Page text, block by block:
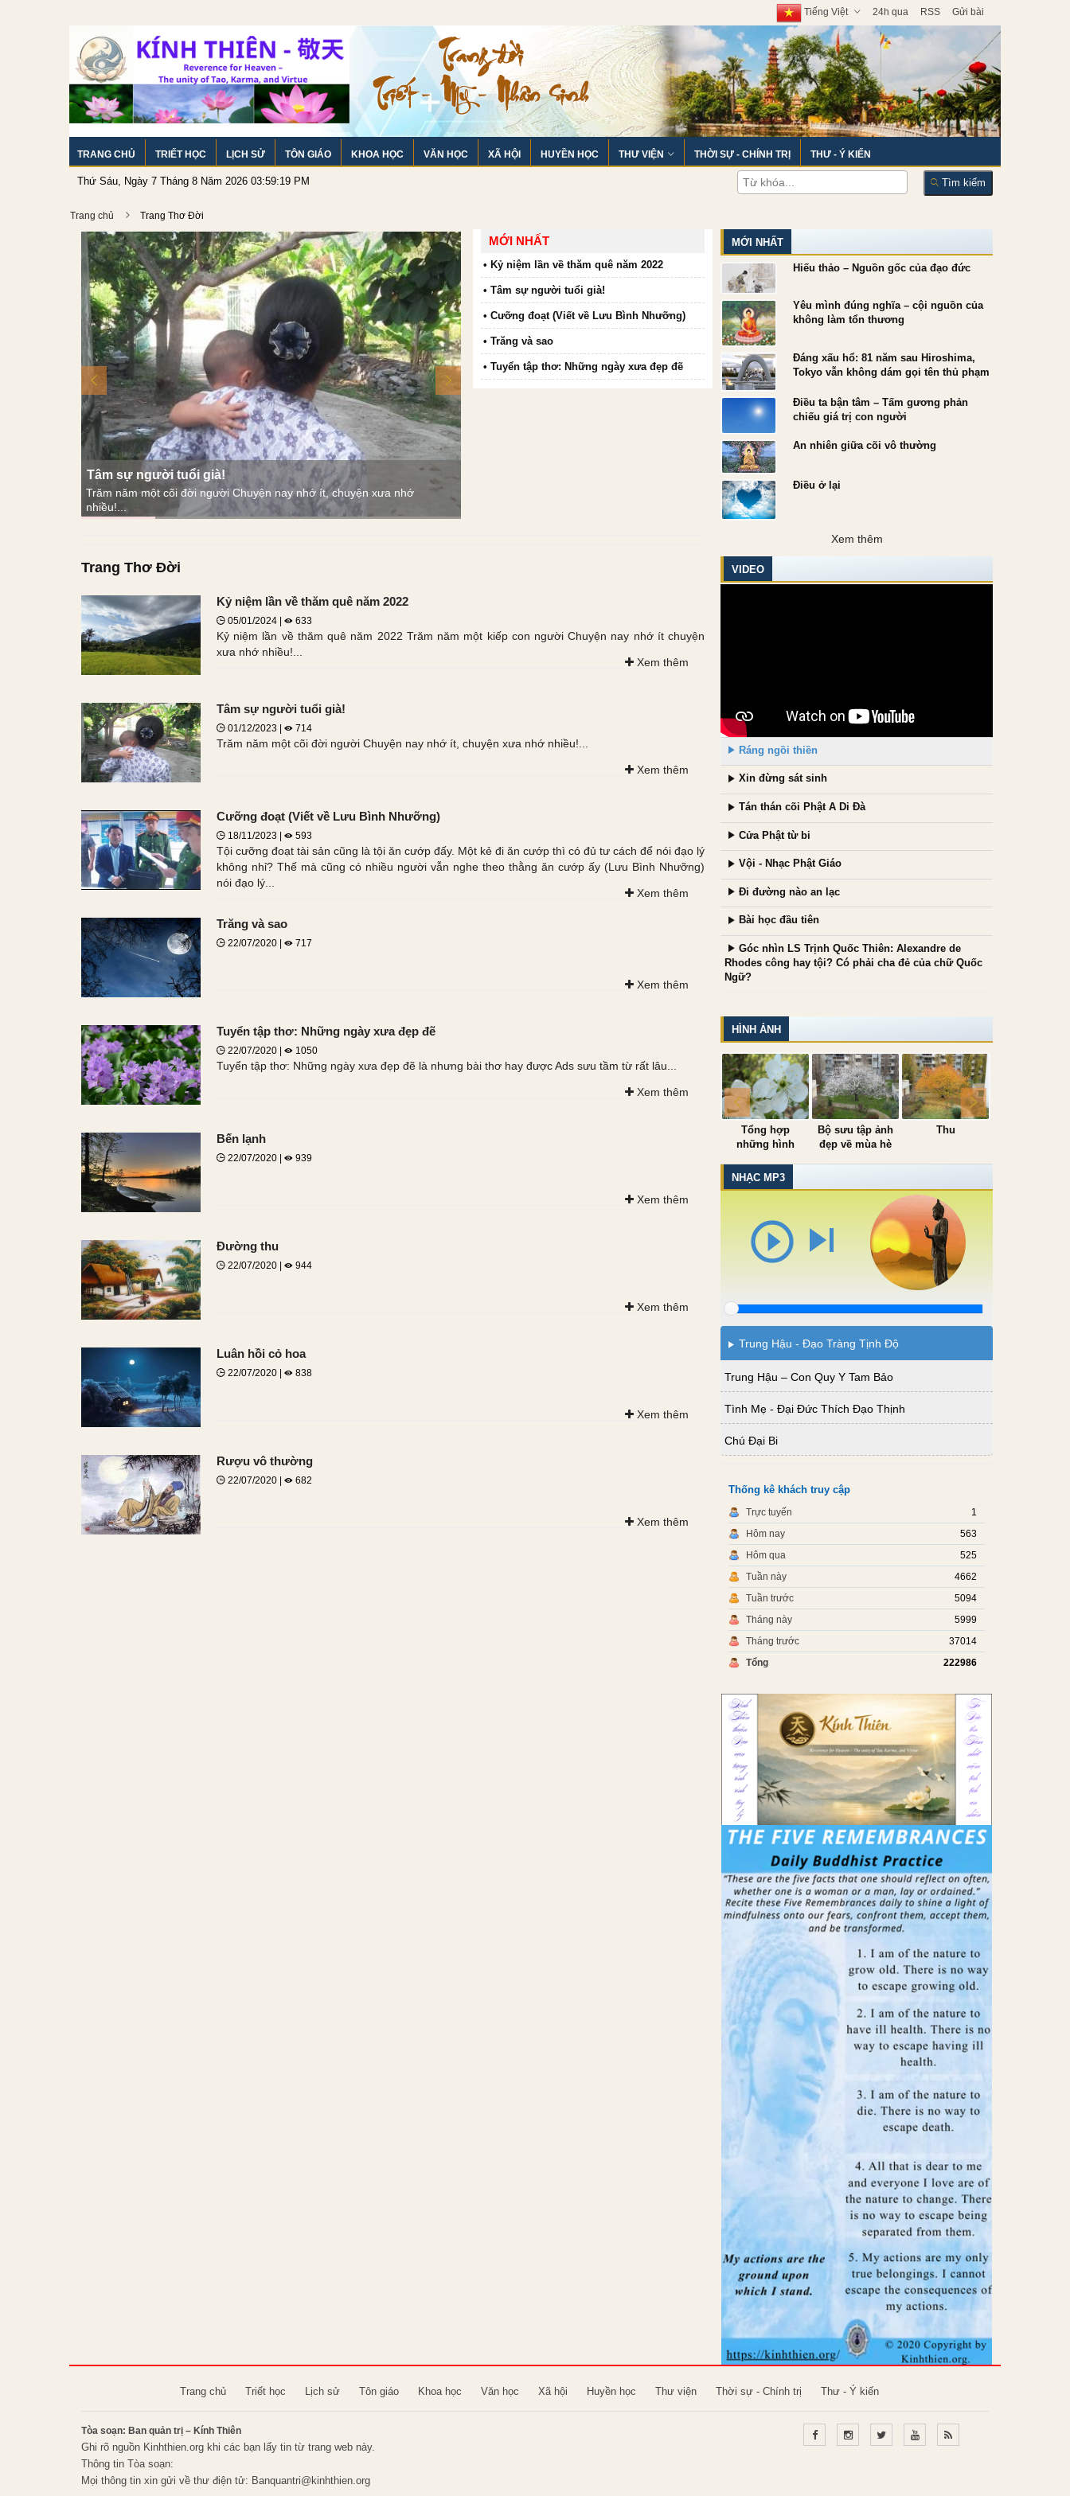
Tiếng Việt 24h qua RSS Gửi bài
TRANG CHỦ TRIẾT HỌC LỊCH SỬ TÔN GIÁO KHOA HỌC VĂN HỌC XÃ HỘI HUYỀN HỌC THƯ VIỆN THỜI SỰ - CHÍNH TRỊ THƯ - Ý KIẾN
Thứ Sáu, Ngày 7 Tháng 8 Năm 2026 03:59:20 PM Tìm kiếm
Trang chủ Trang Thơ Đời
Tâm sự người tuổi già!
Trăm năm một cõi đời người Chuyện nay nhớ ít, chuyện xưa nhớ
nhiều!...
Tội cưỡng đoạt tài sản cũng là tội ăn cướp đấy. Một kẻ đi ăn cướp thì có
đủ tư cách để nói đạo lý không nhỉ? Thế mà cũng có nhiều người vẫn
nghe theo thằng ăn cướp ấy (Lưu Bình Nhưỡng) nói đạo lý...
MỚI NHẤT
• Kỷ niệm lần về thăm quê năm 2022
• Tâm sự người tuổi già!
• Cưỡng đoạt (Viết về Lưu Bình Nhưỡng)
• Trăng và sao
• Tuyển tập thơ: Những ngày xưa đẹp đẽ
Trang Thơ Đời
Kỷ niệm lần về thăm quê năm 2022
05/01/2024 | 633
Kỷ niệm lần về thăm quê năm 2022 Trăm năm một kiếp con người Chuyện nay nhớ ít chuyện
xưa nhớ nhiều!...
Xem thêm
Tâm sự người tuổi già!
01/12/2023 | 714
Trăm năm một cõi đời người Chuyện nay nhớ ít, chuyện xưa nhớ nhiều!...
Xem thêm
Cưỡng đoạt (Viết về Lưu Bình Nhưỡng)
18/11/2023 | 593
Tội cưỡng đoạt tài sản cũng là tội ăn cướp đấy. Một kẻ đi ăn cướp thì có đủ tư cách để nói đạo lý
không nhỉ? Thế mà cũng có nhiều người vẫn nghe theo thằng ăn cướp ấy (Lưu Bình Nhưỡng)
nói đạo lý...
Xem thêm
Trăng và sao
22/07/2020 | 717
Xem thêm
Tuyển tập thơ: Những ngày xưa đẹp đẽ
22/07/2020 | 1050
Tuyển tập thơ: Những ngày xưa đẹp đẽ là nhưng bài thơ hay được Ads sưu tầm từ rất lâu...
Xem thêm
Bến lạnh
22/07/2020 | 939
Xem thêm
Đường thu
22/07/2020 | 944
Xem thêm
Luân hồi cỏ hoa
22/07/2020 | 838
Xem thêm
Rượu vô thường
22/07/2020 | 682
Xem thêm
MỚI NHẤT
Hiếu thảo – Nguồn gốc của đạo đức
Yêu mình đúng nghĩa – cội nguồn của
không làm tổn thương
Đáng xấu hổ: 81 năm sau Hiroshima,
Tokyo vẫn không dám gọi tên thủ phạm
Điều ta bận tâm – Tấm gương phản
chiếu giá trị con người
An nhiên giữa cõi vô thường
Điều ở lại
Xem thêm
VIDEO
Ráng ngồi thiền
Xin đừng sát sinh
Tán thán cõi Phật A Di Đà
Cửa Phật từ bi
Vội - Nhạc Phật Giáo
Đi đường nào an lạc
Bài học đầu tiên
Góc nhìn LS Trịnh Quốc Thiên: Alexandre de
Rhodes công hay tội? Có phải cha đẻ của chữ Quốc
Ngữ?
HÌNH ẢNH
Tổng hợp
những hình
đẹp
Bộ sưu tập ảnh
đẹp về mùa hè
Thu
NHẠC MP3
play_circle_outlineskip_next
Trung Hậu - Đạo Tràng Tịnh Độ
Trung Hậu – Con Quy Y Tam Bảo
Tình Mẹ - Đại Đức Thích Đạo Thịnh
Chú Đại Bi
Thống kê khách truy cập
Trực tuyến
1
Hôm nay
563
Hôm qua
525
Tuần này
4662
Tuần trước
5094
Tháng này
5999
Tháng trước
37014
Tổng
222986
Trang chủ Triết học Lịch sử Tôn giáo Khoa học Văn học Xã hội Huyền học Thư viện Thời sự - Chính trị Thư - Ý kiến
Tòa soạn: Ban quản trị – Kính Thiên
Ghi rõ nguồn Kinhthien.org khi các bạn lấy tin từ trang web này.
Thông tin Tòa soạn:
Mọi thông tin xin gửi về thư điện tử: Banquantri@kinhthien.org